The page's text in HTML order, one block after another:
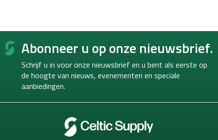
F
Abonneer u op onze nieuwsbrief.
Schrijf u in voor onze nieuwsbrief en u bent als eerste op
de hoogte van nieuws, evenementen en speciale
aanbiedingen.